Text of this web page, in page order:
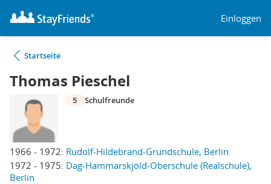
Einloggen
Startseite
Thomas Pieschel
1966 - 1972: Rudolf-Hildebrand-Grundschule, Berlin
1972 - 1975: Dag-Hammarskjöld-Oberschule (Realschule),
Berlin
5 Schulfreunde